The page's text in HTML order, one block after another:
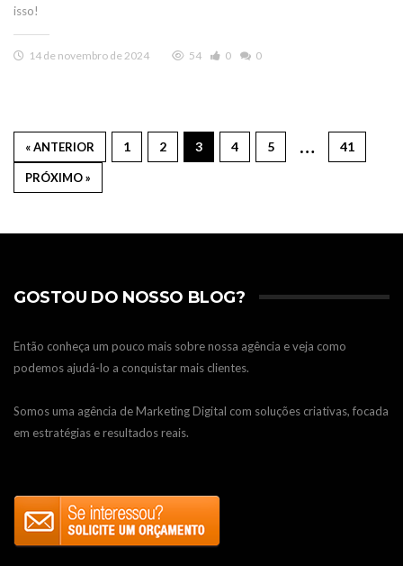
isso!
14 de novembro de 2024 54 0 0
« ANTERIOR 1 2 3 4 5 … 41
PRÓXIMO »
GOSTOU DO NOSSO BLOG?
Então conheça um pouco mais sobre nossa agência e veja como
podemos ajudá-lo a conquistar mais clientes.
Somos uma agência de Marketing Digital com soluções criativas, focada
em estratégias e resultados reais.